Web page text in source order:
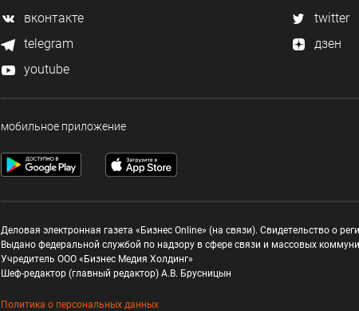
вконтакте
twitter
telegram
дзен
youtube
мобильное приложение
Деловая электронная газета «Бизнес Online» (на связи). Свидетельство о
Выдано федеральной службой по надзору в сфере связи и массовых
Учредитель ООО «Бизнес Медия Холдинг»
Шеф-редактор (главный редактор) А.В. Брусницын
Политика о персональных данных